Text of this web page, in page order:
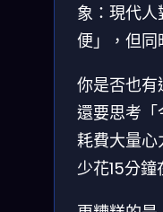
象：現代
便」，但同
你是否也
還要思考
耗費大量
少花15分